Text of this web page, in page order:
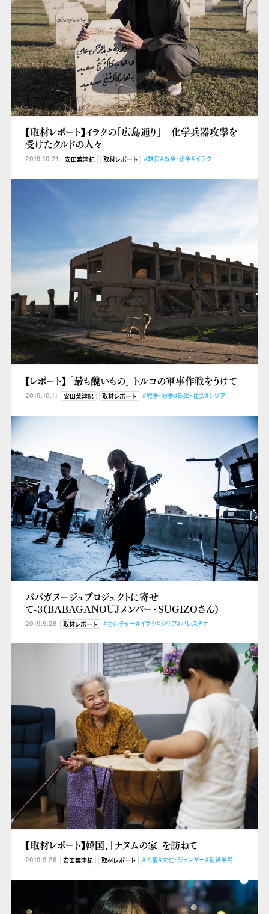
【取材レポート】イラクの「広島通り」 化学兵器攻撃を
受けたクルドの人々
2019.10.21 安田菜津紀 取材レポート #難民#戦争・紛争#イラク
【レポート】 「最も醜いもの」 トルコの軍事作戦をうけて
2019.10.11 安田菜津紀 取材レポート #戦争・紛争#政治・社会#シリア
ババガヌージュプロジェクトに寄せ
て-3（BABAGANOUJメンバー・SUGIZOさん）
2019.9.28 取材レポート #カルチャー#イラク#シリア#パレスチナ
【取材レポート】韓国、「ナヌムの家」を訪ねて
2019.9.26 安田菜津紀 取材レポート #人権#女性・ジェンダー#朝鮮半島